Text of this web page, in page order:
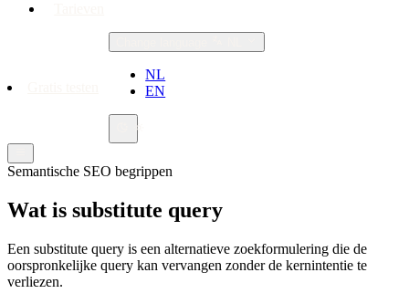
NL
EN
Semantische SEO begrippen
Wat is substitute query
Een substitute query is een alternatieve zoekformulering die de
oorspronkelijke query kan vervangen zonder de kernintentie te
verliezen.